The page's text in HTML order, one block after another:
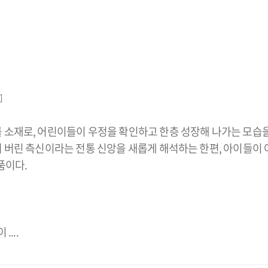
재로, 어린이들이 우정을 확인하고 한층 성장해 나가는 모
린 측신이라는 전통 신앙을 새롭게 해석하는 한편, 아이들
이다.
....